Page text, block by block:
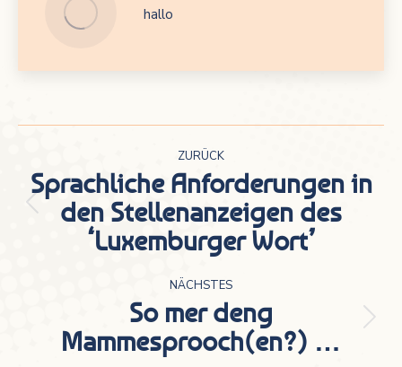
hallo
Kommentarnavigation
ZURÜCK
Vorheriger
Beitrag:
Sprachliche Anforderungen in
den Stellenanzeigen des
‘Luxemburger Wort’
NÄCHSTES
Nächster
Beitrag:
So mer deng
Mammesprooch(en?) …